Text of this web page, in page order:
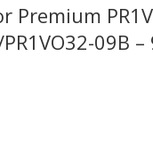
Premium
09B